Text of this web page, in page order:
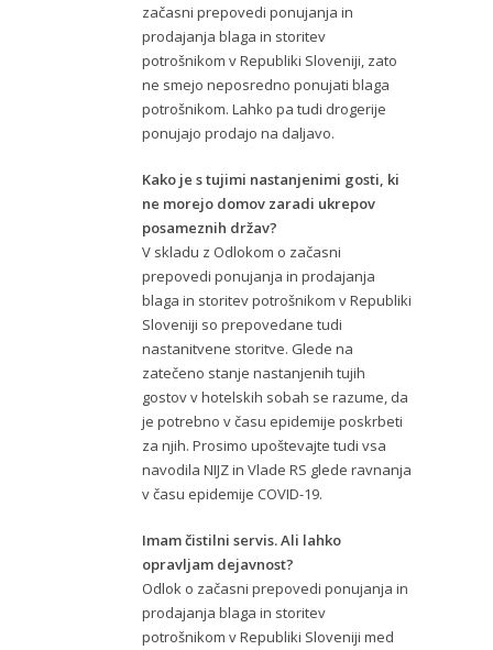
začasni prepovedi ponujanja in
prodajanja blaga in storitev
potrošnikom v Republiki Sloveniji, zato
ne smejo neposredno ponujati blaga
potrošnikom. Lahko pa tudi drogerije
ponujajo prodajo na daljavo.
Kako je s tujimi nastanjenimi gosti, ki
ne morejo domov zaradi ukrepov
posameznih držav?
V skladu z Odlokom o začasni
prepovedi ponujanja in prodajanja
blaga in storitev potrošnikom v Republiki
Sloveniji so prepovedane tudi
nastanitvene storitve. Glede na
zatečeno stanje nastanjenih tujih
gostov v hotelskih sobah se razume, da
je potrebno v času epidemije poskrbeti
za njih. Prosimo upoštevajte tudi vsa
navodila NIJZ in Vlade RS glede ravnanja
v času epidemije COVID-19.
Imam čistilni servis. Ali lahko
opravljam dejavnost?
Odlok o začasni prepovedi ponujanja in
prodajanja blaga in storitev
potrošnikom v Republiki Sloveniji med